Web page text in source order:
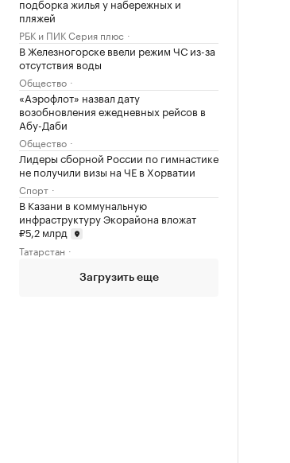
пляжей
РБК и ПИК Серия плюс
В Железногорске ввели режим ЧС из-за
отсутствия воды
Общество
«Аэрофлот» назвал дату
возобновления ежедневных рейсов в
Абу-Даби
Общество
Лидеры сборной России по гимнастике
не получили визы на ЧЕ в Хорватии
Спорт
В Казани в коммунальную
инфраструктуру Экорайона вложат
₽5,2 млрд
Татарстан
Загрузить еще